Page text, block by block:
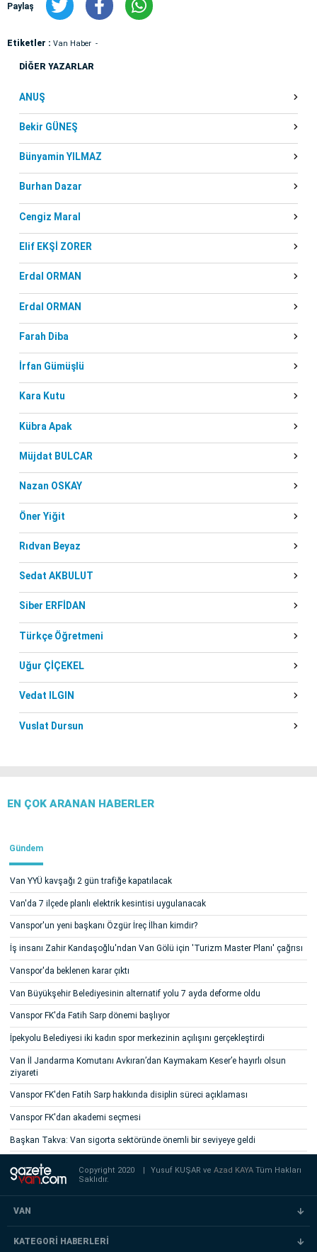
Paylaş
Etiketler : Van Haber
DİĞER YAZARLAR
ANUŞ
Bekir GÜNEŞ
Bünyamin YILMAZ
Burhan Dazar
Cengiz Maral
Elif EKŞİ ZORER
Erdal ORMAN
Erdal ORMAN
Farah Diba
İrfan Gümüşlü
Kara Kutu
Kübra Apak
Müjdat BULCAR
Nazan OSKAY
Öner Yiğit
Rıdvan Beyaz
Sedat AKBULUT
Siber ERFİDAN
Türkçe Öğretmeni
Uğur ÇİÇEKEL
Vedat ILGIN
Vuslat Dursun
EN ÇOK ARANAN HABERLER
Gündem
Van YYÜ kavşağı 2 gün trafiğe kapatılacak
Van'da 7 ilçede planlı elektrik kesintisi uygulanacak
Vanspor'un yeni başkanı Özgür İreç İlhan kimdir?
İş insanı Zahir Kandaşoğlu'ndan Van Gölü için 'Turizm Master Planı' çağrısı
Vanspor'da beklenen karar çıktı
Van Büyükşehir Belediyesinin alternatif yolu 7 ayda deforme oldu
Vanspor FK'da Fatih Sarp dönemi başlıyor
İpekyolu Belediyesi iki kadın spor merkezinin açılışını gerçekleştirdi
Van İl Jandarma Komutanı Avkıran’dan Kaymakam Keser’e hayırlı olsun
ziyareti
Vanspor FK'den Fatih Sarp hakkında disiplin süreci açıklaması
Vanspor FK'dan akademi seçmesi
Başkan Takva: Van sigorta sektöründe önemli bir seviyeye geldi
Copyright 2020 Yusuf KUŞAR veAzad KAYATüm Hakları
Saklıdır.
VAN
KATEGORİ HABERLERİ